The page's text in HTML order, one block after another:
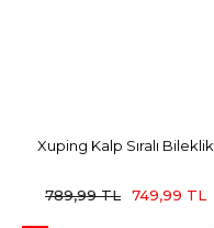
Xuping Kalp Sıralı Bileklik
789,99 TL 749,99 TL